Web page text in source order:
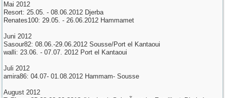
Mai 2012
Resort: 25.05. - 08.06.2012 Djerba
Renates100: 29.05. - 26.06.2012 Hammamet
Juni 2012
Sasour82: 08.06.-29.06.2012 Sousse/Port el Kantaoui
walli: 23.06. - 07.07. 2012 Port el Kantaoui
Juli 2012
amira86: 04.07- 01.08.2012 Hammam- Sousse
August 2012